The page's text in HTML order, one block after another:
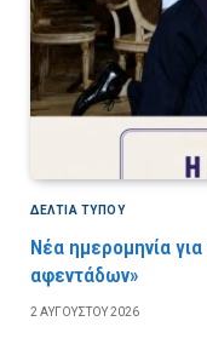
ΔΕΛΤΙΑ ΤΥΠΟΥ
Νέα ημερομηνία
αφεντάδων»
2 ΑΥΓΟΎΣΤΟΥ 2026